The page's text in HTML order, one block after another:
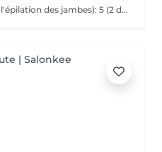
Épilation Orteils (compris dans l'épilation des jambes): 5 (2 dans une Pédicure)